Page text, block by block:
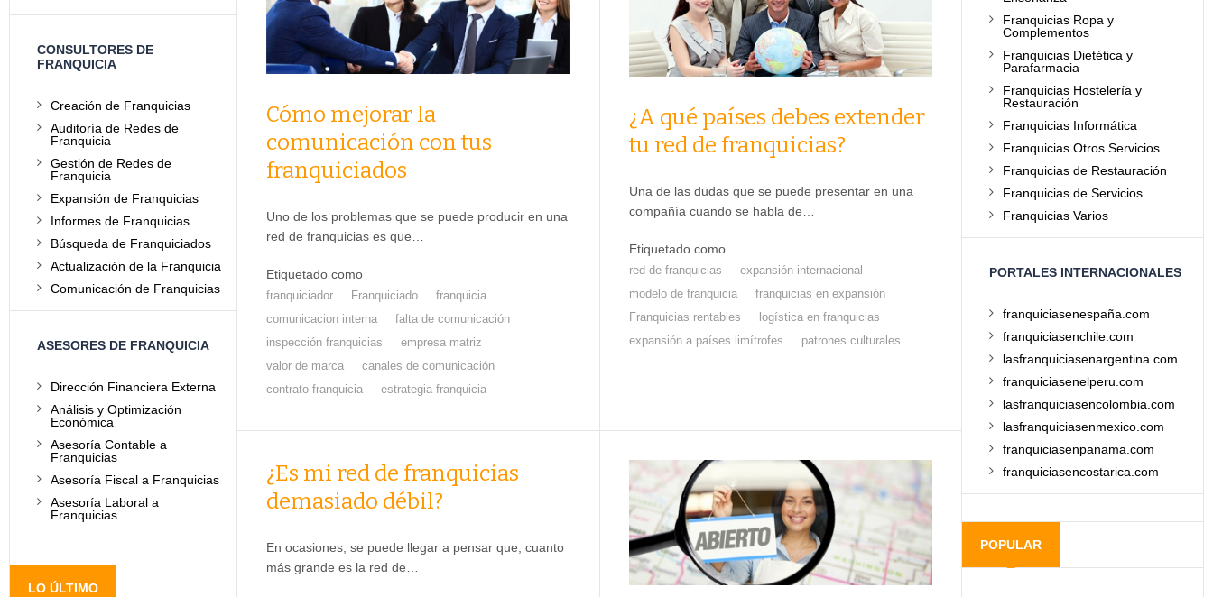
Cómo mejorar la
comunicación con tus
franquiciados
Uno de los problemas que se puede producir en una
red de franquicias es que…
Etiquetado como
franquiciador Franquiciado
franquicia
comunicacion interna
falta de comunicación
inspección franquicias
empresa matriz
valor de marca
canales de comunicación
contrato franquicia
estrategia franquicia
¿A qué países debes extender
tu red de franquicias?
Una de las dudas que se puede presentar en una
compañía cuando se habla de…
Etiquetado como
red de franquicias
expansión internacional
modelo de franquicia
franquicias en expansión
Franquicias rentables
logística en franquicias
expansión a países limítrofes
patrones culturales
¿Es mi red de franquicias
demasiado débil?
En ocasiones, se puede llegar a pensar que, cuanto
más grande es la red de…
Franquicias Ropa y
Complementos
Franquicias Dietética y
Parafarmacia
Franquicias Hostelería y
Restauración
Franquicias Informática
Franquicias Otros Servicios
Franquicias de Restauración
Franquicias de Servicios
Franquicias Varios
PORTALES INTERNACIONALES
franquiciasenespaña.com
franquiciasenchile.com
lasfranquiciasenargentina.com
franquiciasenelperu.com
lasfranquiciasencolombia.com
lasfranquiciasenmexico.com
franquiciasenpanama.com
franquiciasencostarica.com
POPULAR
CONSULTORES DE
FRANQUICIA
Creación de Franquicias
Auditoría de Redes de
Franquicia
Gestión de Redes de
Franquicia
Expansión de Franquicias
Informes de Franquicias
Búsqueda de Franquiciados
Actualización de la Franquicia
Comunicación de Franquicias
ASESORES DE FRANQUICIA
Dirección Financiera Externa
Análisis y Optimización
Económica
Asesoría Contable a
Franquicias
Asesoría Fiscal a Franquicias
Asesoría Laboral a
Franquicias
LO ÚLTIMO